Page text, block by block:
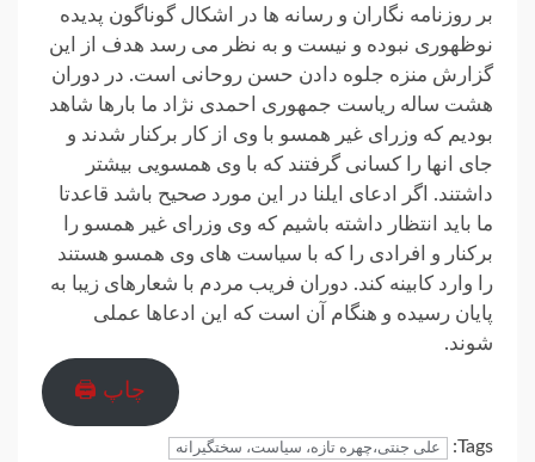
بر روزنامه نگاران و رسانه ها در اشکال گوناگون پدیده
نوظهوری نبوده و نیست و به نظر می رسد هدف از این
گزارش منزه جلوه دادن حسن روحانی است. در دوران
هشت ساله ریاست جمهوری احمدی نژاد ما بارها شاهد
بودیم که وزرای غیر همسو با وی از کار برکنار شدند و
جای انها را کسانی گرفتند که با وی همسویی بیشتر
داشتند. اگر ادعای ایلنا در این مورد صحیح باشد قاعدتا
ما باید انتظار داشته باشیم که وی وزرای غیر همسو را
برکنار و افرادی را که با سیاست های وی همسو هستند
را وارد کابینه کند. دوران فریب مردم با شعارهای زیبا به
پایان رسیده و هنگام آن است که این ادعاها عملی
شوند.
چاپ 🖨
Tags: علی جنتی،چهره تازه، سیاست، سختگیرانه